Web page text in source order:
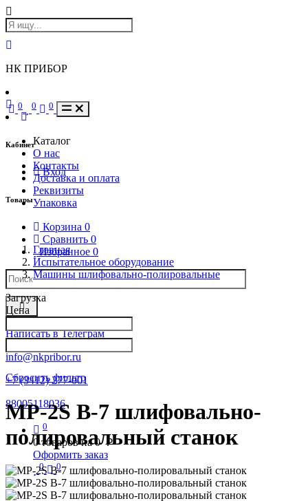
НК ПРИБОР
Кабинет
Вход
Товары
Корзина 0
Сравнить 0
Избранное 0
Написать в Телеграм
info@nkpribor.ru
+7 (3412) 277-001
88005118036
0
0 товаров на0 p
Оформить заказ
0 0
0 0 0
Каталог
О нас
Контакты
Доставка и оплата
Реквизиты
Упаковка
Главная
Испытательное оборудование
Машины шлифовально-полировальные
Загрузка
Цена
Сбросить фильтр
MP-2S В-7 шлифовально-
полировальный станок